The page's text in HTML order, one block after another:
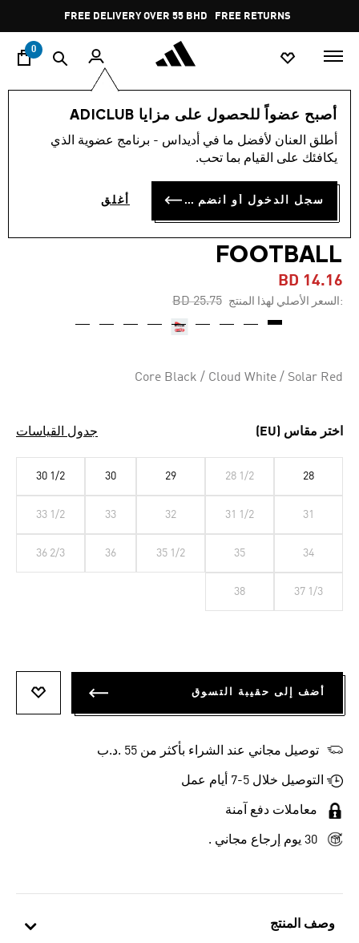
Pause
promotion
rotation
FREE DELIVERY OVER 55 BHD FREE RETURNS
0
أصبح عضواً للحصول على مزايا ADICLUB
أطلق العنان لأفضل ما في أديداس - برنامج عضوية الذي
يكافئك على القيام بما تحب.
سجل الدخول أو انضم الآن أغلق
وصف المنتج
الأطفال أحذية
-45%
حذاء PREDATOR CLUB SOCK
FLEXIBLE GROUND
FOOTBALL
BD 14.16
:السعر الأصلي لهذا المنتج Price reduced from
BD 25.75
to
Core Black / Cloud White / Solar Red
اختر مقاس (EU) جدول القياسات
28
28 1/2
29
30
30 1/2
31
31 1/2
32
33
33 1/2
34
35
35 1/2
36
36 2/3
37 1/3
38
أضف إلى حقيبة التسوق
توصيل مجاني عند الشراء بأكثر من 55 .د.ب‎
التوصيل خلال 5-7 أيام عمل
معاملات دفع آمنة